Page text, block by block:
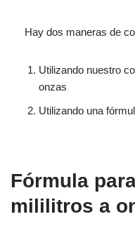
Hay dos maneras de
Utilizando nuestro
onzas
Utilizando una
Fórmula
mililitros a